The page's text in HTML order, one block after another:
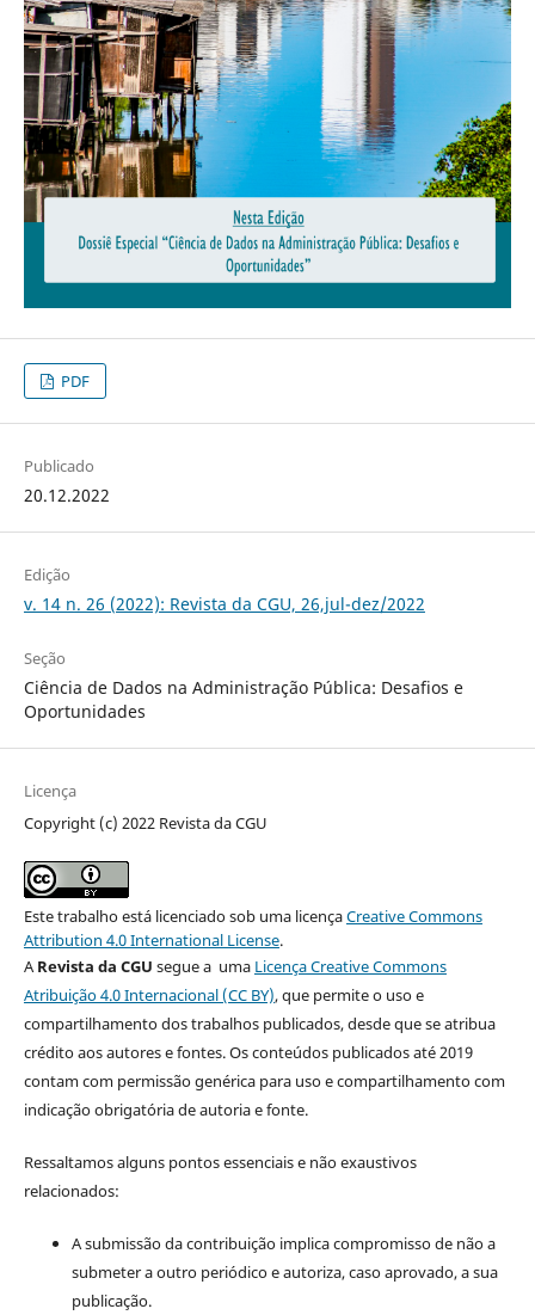
PDF
Publicado
20.12.2022
Edição
v. 14 n. 26 (2022): Revista da CGU, 26,jul-dez/2022
Seção
Ciência de Dados na Administração Pública: Desafios e
Oportunidades
Licença
Copyright (c) 2022 Revista da CGU
Este trabalho está licenciado sob uma licençaCreative Commons
Attribution 4.0 International License.
ARevista da CGU segue a uma Licença Creative Commons
Atribuição 4.0 Internacional (CC BY), que permite o uso e
compartilhamento dos trabalhos publicados, desde que se atribua
crédito aos autores e fontes. Os conteúdos publicados até 2019
contam com permissão genérica para uso e compartilhamento com
indicação obrigatória de autoria e fonte.
Ressaltamos alguns pontos essenciais e não exaustivos
relacionados:
A submissão da contribuição implica compromisso de não a
submeter a outro periódico e autoriza, caso aprovado, a sua
publicação.